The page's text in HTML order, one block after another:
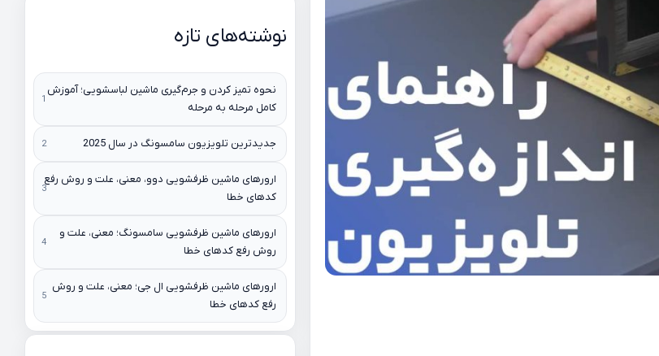
نوشته‌های تازه
نحوه تمیز کردن و جرم‌گیری ماشین لباسشویی؛ آموزش
کامل مرحله به مرحله
جدیدترین تلویزیون سامسونگ در سال 2025
ارورهای ماشین ظرفشویی دوو، معنی، علت و روش رفع
کدهای خطا
ارورهای ماشین ظرفشویی سامسونگ؛ معنی، علت و
روش رفع کدهای خطا
ارورهای ماشین ظرفشویی ال جی؛ معنی، علت و روش
رفع کدهای خطا